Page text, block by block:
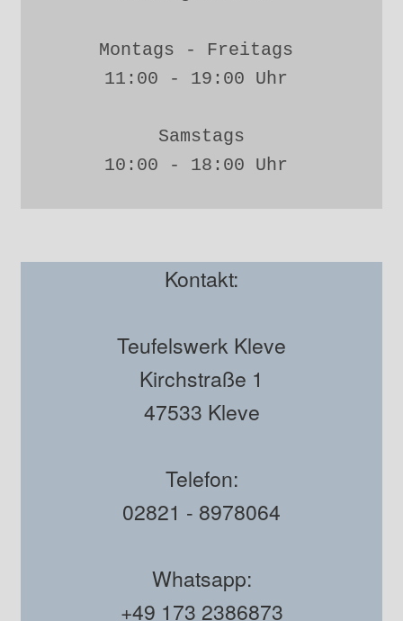
Montags - Freitags
11:00 - 19:00 Uhr
Samstags
10:00 - 18:00 Uhr
Kontakt:
Teufelswerk Kleve
Kirchstraße 1
47533 Kleve
Telefon:
02821 - 8978064
Whatsapp:
+49 173 2386873